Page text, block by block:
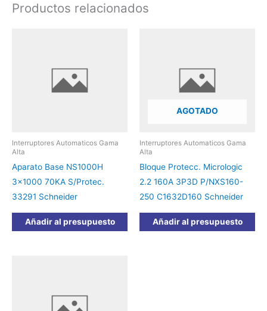
Productos relacionados
Interruptores Automaticos Gama
Alta
Aparato Base NS1000H
3×1000 70KA S/Protec.
33291 Schneider
Añadir al presupuesto
AGOTADO
Interruptores Automaticos Gama
Alta
Bloque Protecc. Micrologic
2.2 160A 3P3D P/NXS160-
250 C1632D160 Schneider
Añadir al presupuesto